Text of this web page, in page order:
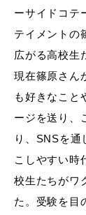
ーサイドコテ
テイメントの
広がる高校生
現在篠原さん
も好きなこと
ージを送り、
り、SNSを通
こしやすい時
校生たちがワ
た。受験を目